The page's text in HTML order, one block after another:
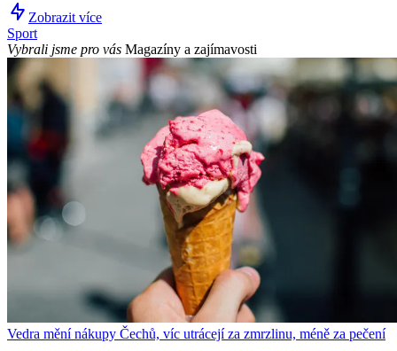
Zobrazit více
Sport
Vybrali jsme pro vás Magazíny a zajímavosti
Vedra mění nákupy Čechů, víc utrácejí za zmrzlinu, méně za pečení